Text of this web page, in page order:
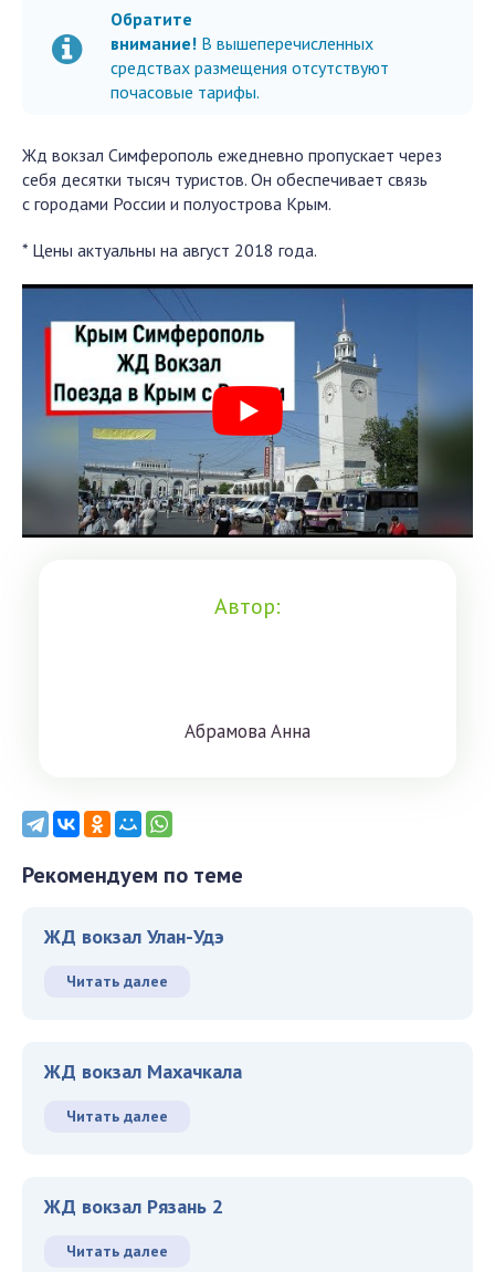
Обратите
внимание! В вышеперечисленных
средствах размещения отсутствуют
почасовые тарифы.
Жд вокзал Симферополь ежедневно пропускает через
себя десятки тысяч туристов. Он обеспечивает связь
с городами России и полуострова Крым.
* Цены актуальны на август 2018 года.
Автор:
Aбрaмoвa Aннa
Рекомендуем по теме
ЖД вокзал Улан-Удэ
Читать далее
ЖД вокзал Махачкала
Читать далее
ЖД вокзал Рязань 2
Читать далее